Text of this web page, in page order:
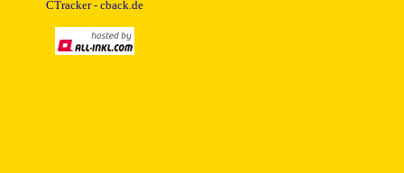
CTracker - cback.de